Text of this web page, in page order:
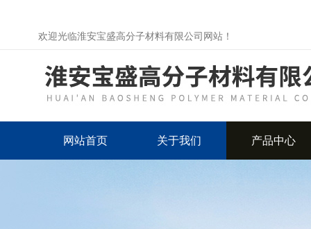
欢迎光临淮安宝盛高分子材料有限公司网站！
网站首页 关于我们 产品中心